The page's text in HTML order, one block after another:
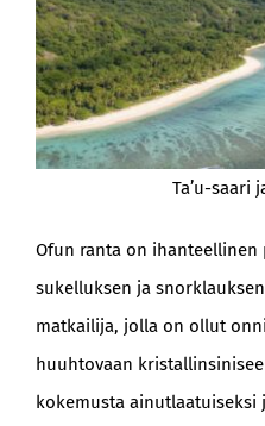
Ta’u-saari
Ofun ranta on
sukelluksen ja
matkailija, jolla on ollut
huuhtovaan
kokemusta ainutlaatuiseksi